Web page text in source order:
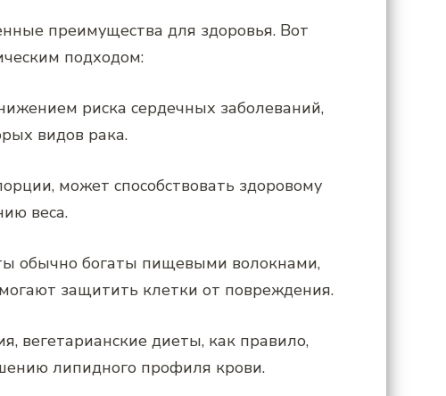
преимущества для здоровья. Вот
подходом:
риска сердечных заболеваний,
видов рака.
может способствовать здоровому
веса.
обычно богаты пищевыми волокнами,
защитить клетки от повреждения.
вегетарианские диеты, как правило,
липидного профиля крови.